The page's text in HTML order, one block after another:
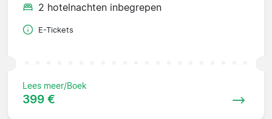
2 hotelnachten inbegrepen
E-Tickets
Lees meer/Boek
399 €